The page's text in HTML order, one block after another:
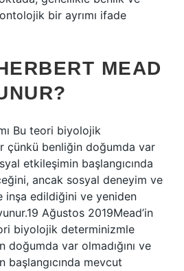
bir ayrımı ifade
MEAD
Bu teori biyolojik
çünkü benliğin doğumda var
etkileşimin başlangıcında
ancak sosyal deneyim ve
inşa edildiğini ve yeniden
Ağustos 2019Mead’in
biyolojik determinizmle
var olmadığını ve
başlangıcında mevcut